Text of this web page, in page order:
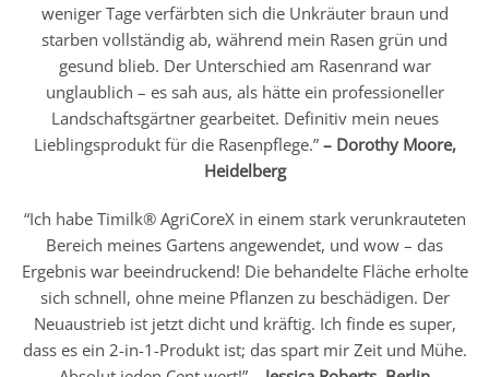
weniger Tage verfärbten sich die Unkräuter braun und
starben vollständig ab, während mein Rasen grün und
gesund blieb. Der Unterschied am Rasenrand war
unglaublich – es sah aus, als hätte ein professioneller
Landschaftsgärtner gearbeitet. Definitiv mein neues
Lieblingsprodukt für die Rasenpflege.” – Dorothy Moore,
Heidelberg
“Ich habe Timilk® AgriCoreX in einem stark verunkrauteten
Bereich meines Gartens angewendet, und wow – das
Ergebnis war beeindruckend! Die behandelte Fläche erholte
sich schnell, ohne meine Pflanzen zu beschädigen. Der
Neuaustrieb ist jetzt dicht und kräftig. Ich finde es super,
dass es ein 2-in-1-Produkt ist; das spart mir Zeit und Mühe.